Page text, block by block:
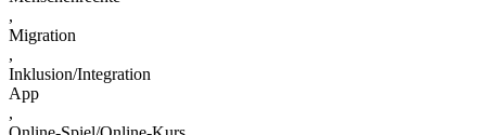
,
Migration
,
Inklusion/Integration
App
,